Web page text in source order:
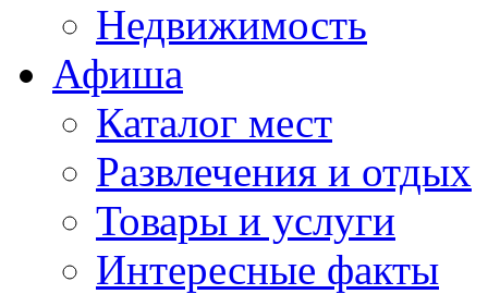
Недвижимость
Афиша
Каталог мест
Развлечения и отдых
Товары и услуги
Интересные факты